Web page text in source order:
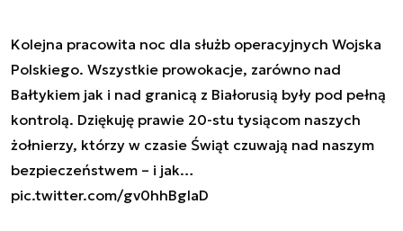
Kolejna pracowita noc dla służb operacyjnych Wojska
Polskiego. Wszystkie prowokacje, zarówno nad
Bałtykiem jak i nad granicą z Białorusią były pod pełną
kontrolą. Dziękuję prawie 20-stu tysiącom naszych
żołnierzy, którzy w czasie Świąt czuwają nad naszym
bezpieczeństwem – i jak…
pic.twitter.com/gv0hhBgIaD